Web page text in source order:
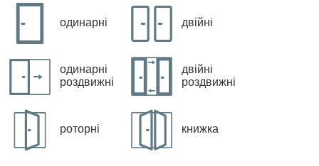
одинарні двійні
одинарні
роздвижні
двійні
роздвижні
роторні книжка